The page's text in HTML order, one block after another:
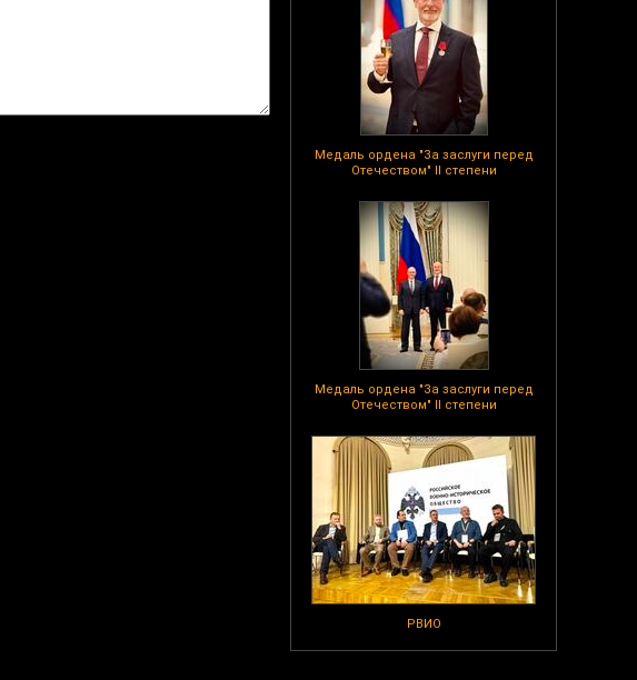
Медаль ордена "За заслуги перед
Отечеством" II степени
Медаль ордена "За заслуги перед
Отечеством" II степени
РВИО